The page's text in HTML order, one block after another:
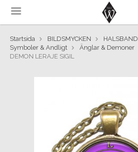
Startsida BILDSMYCKEN
HALSBAND
Symboler & Andligt
Änglar & Demoner
DEMON LERAJE SIGIL